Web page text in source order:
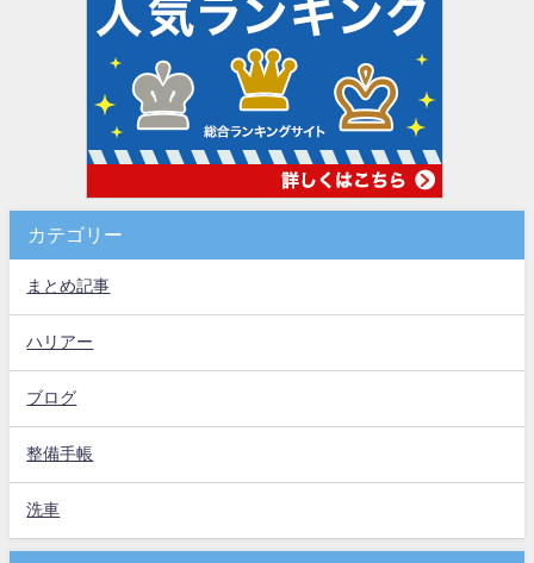
カテゴリー
まとめ記事
ハリアー
ブログ
整備手帳
洗車